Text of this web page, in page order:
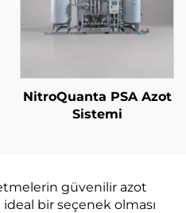
NitroQuanta PSA Azot
Sistemi
güvenilir azot
bir seçenek olması